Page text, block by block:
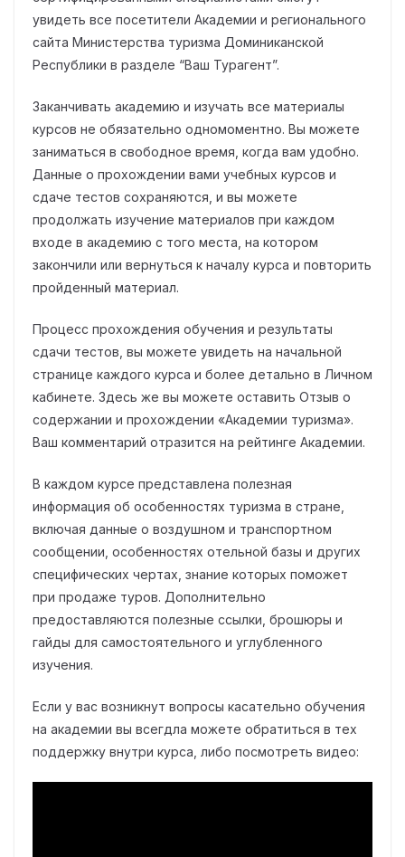
увидеть все посетители Академии и регионального
сайта Министерства туризма Доминиканской
Республики в разделе “Ваш Турагент”.
Заканчивать академию и изучать все материалы
курсов не обязательно одномоментно. Вы можете
заниматься в свободное время, когда вам удобно.
Данные о прохождении вами учебных курсов и
сдаче тестов сохраняются, и вы можете
продолжать изучение материалов при каждом
входе в академию с того места, на котором
закончили или вернуться к началу курса и повторить
пройденный материал.
Процесс прохождения обучения и результаты
сдачи тестов, вы можете увидеть на начальной
странице каждого курса и более детально в Личном
кабинете. Здесь же вы можете оставить Отзыв о
содержании и прохождении «Академии туризма».
Ваш комментарий отразится на рейтинге Академии.
В каждом курсе представлена полезная
информация об особенностях туризма в стране,
включая данные о воздушном и транспортном
сообщении, особенностях отельной базы и других
специфических чертах, знание которых поможет
при продаже туров. Дополнительно
предоставляются полезные ссылки, брошюры и
гайды для самостоятельного и углубленного
изучения.
Если у вас возникнут вопросы касательно обучения
на академии вы всегдла можете обратиться в тех
поддержку внутри курса, либо посмотреть видео: